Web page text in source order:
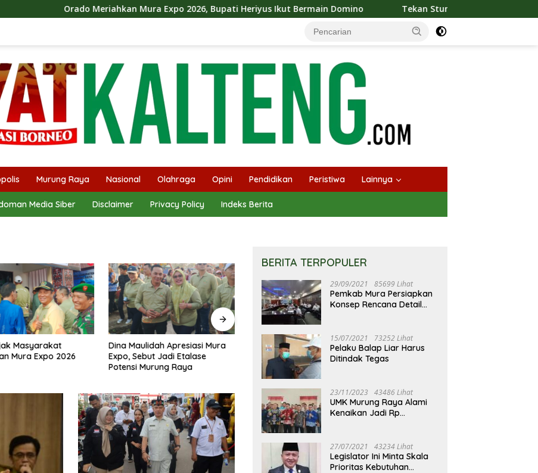
Orado Meriahkan Mura Expo 2026, Bupati Heriyus Ikut Bermain Domino Tekan Stunting, Heriyus Ajak Masyarakat
Murung Raya Nasional Olahraga Opini Pendidikan Peristiwa Lainnya
Media Siber Disclaimer Privacy Policy Indeks Berita
Masyarakat
Mura Expo 2026
Dina Maulidah Apresiasi Mura
Expo, Sebut Jadi Etalase
Potensi Murung Raya
Rumiadi Dukung Mura Expo
2026 Jadi Penggerak UMKM
Murung Raya
Buka Mura Expo 2026, Heriyus:
BERITA TERPOPULER
29/09/2021 85699 Lihat
Pemkab Mura Persiapkan
Konsep Rencana Detail
15/07/2021 73252 Lihat
Pelaku Balap Liar Harus
Ditindak Tegas
23/11/2023 43486 Lihat
UMK Murung Raya Alami
Kenaikan Jadi Rp
27/07/2021 43234 Lihat
Legislator Ini Minta Skala
Prioritas Kebutuhan